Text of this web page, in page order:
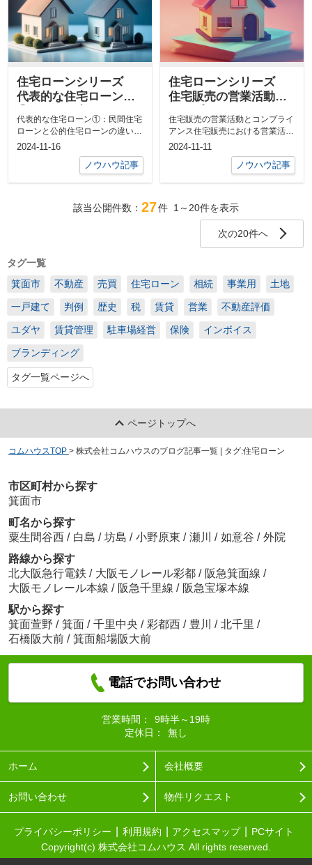
住宅ローンシリーズ
代表的な住宅ローン
公的住宅ローンの違い
代表的な住宅ローン①：民間住宅
ローンと公的住宅ローンの違い住
宅ローンの種類と概要住宅ローン
2024-11-16
ノウハウ記事
住宅ローンシリーズ
住宅販売の営業活動と
住宅販売の営業活動とコンプライ
アンス住宅販売における営業活動
の責任と意識不動産業界では、住
2024-11-11
ノウハウ記事
該当公開件数： 27件 1～20件を表示
次の20件へ
タグ一覧
箕面市
不動産 売買 住宅ローン 相続 事業用 土地
一戸建て 判例 歴史 税 賃貸 営業 不動産評価
ユダヤ 賃貸管理 駐車場経営 保険 インボイス
ブランディング
タグ一覧ページへ
ページトップへ
コムハウスTOP > 株式会社コムハウスのブログ記事一覧 | タグ:住宅ローン
市区町村から探す
箕面市
町名から探す
粟生間谷西 / 白島 / 坊島 / 小野原東 / 瀬川 / 如意谷 / 外院
路線から探す
北大阪急行電鉄 / 大阪モノレール彩都 / 阪急箕面線 /
大阪モノレール本線 / 阪急千里線 / 阪急宝塚本線
駅から探す
箕面萱野 / 箕面 / 千里中央 / 彩都西 / 豊川 / 北千里 /
石橋阪大前 / 箕面船場阪大前
電話でお問い合わせ
営業時間：
9時半～19時
定休日：
無し
ホーム 会社概要
お問い合わせ 物件リクエスト
プライバシーポリシー 利用規約 アクセスマップ
PCサイト
Copyright(c) 株式会社コムハウス All rights reserved.